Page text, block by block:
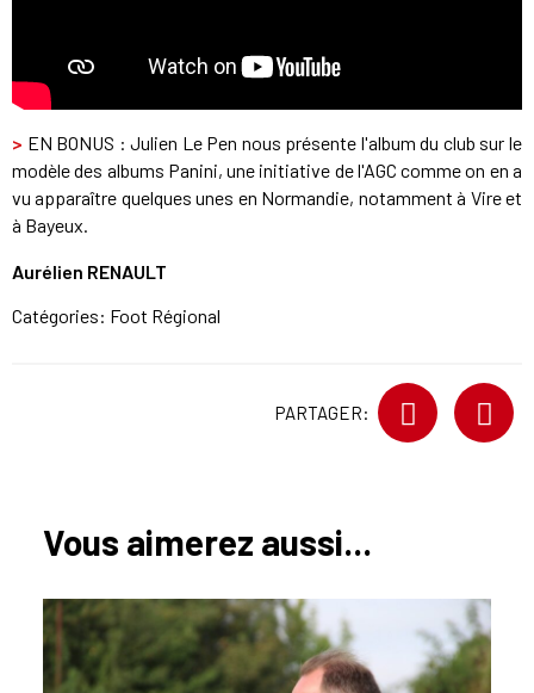
> EN BONUS : Julien Le Pen nous présente l'album du club sur le
modèle des albums Panini, une initiative de l'AGC comme on en a
vu apparaître quelques unes en Normandie, notamment à Vire et
à Bayeux.
Aurélien RENAULT
Catégories: Foot Régional
PARTAGER:
Vous aimerez aussi...